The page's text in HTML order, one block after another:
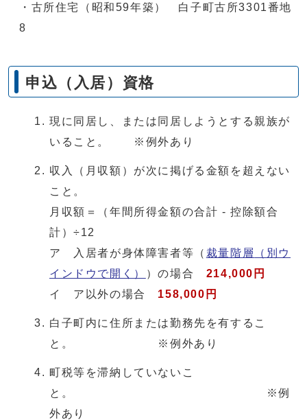
・古所住宅（昭和59年築） 白子町古所3301番地
8
申込（入居）資格
現に同居し、または同居しようとする親族が
いること。 ※例外あり
収入（月収額）が次に掲げる金額を超えない
こと。
月収額＝（年間所得金額の合計 - 控除額合
計）÷12
ア 入居者が身体障害者等（ 裁量階層
（別ウ
インドウで開く）
）の場合 214,000円
イ ア以外の場合 158,000円
白子町内に住所または勤務先を有するこ
と。 ※例外あり
町税等を滞納していないこ
と。 ※例
外あり